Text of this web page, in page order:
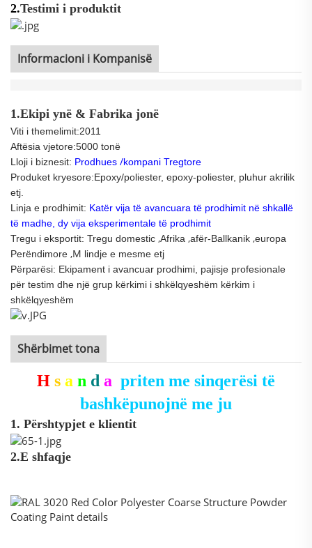
2.Testimi i produktit
Informacioni i Kompanisë
1.Ekipi ynë & Fabrika jonë
Viti i themelimit:2011
Aftësia vjetore:5000 tonë
Lloji i biznesit: Prodhues /kompani Tregtore
Produket kryesore:Epoxy/poliester, epoxy-poliester, pluhur akrilik
etj.
Linja e prodhimit: Katër vija të avancuara të prodhimit në shkallë
të madhe, dy vija eksperimentale të prodhimit
Tregu i eksportit: Tregu domestic ,Afrika ,afër-Ballkanik ,europa
Perëndimore ,M lindje e mesme etj
Përparësi: Ekipament i avancuar prodhimi, pajisje profesionale
për testim dhe një grup kërkimi i shkëlqyeshëm kërkim i
shkëlqyeshëm
Shërbimet tona
H s a n d a priten me sinqerësi të
bashkëpunojnë me ju
1. Përshtypjet e klientit
2.E shfaqje